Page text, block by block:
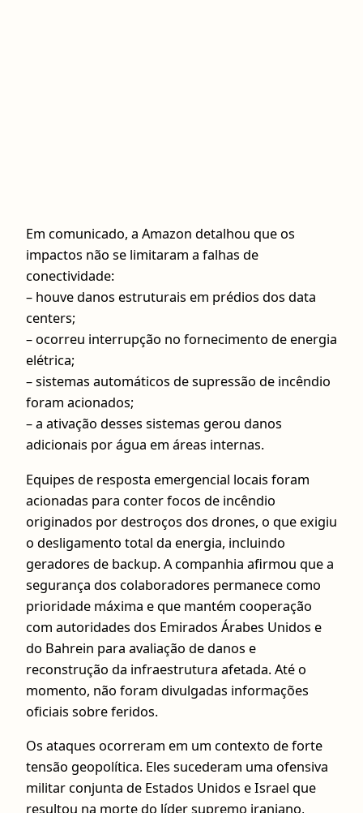
Em comunicado, a Amazon detalhou que os
impactos não se limitaram a falhas de
conectividade:
– houve danos estruturais em prédios dos data
centers;
– ocorreu interrupção no fornecimento de energia
elétrica;
– sistemas automáticos de supressão de incêndio
foram acionados;
– a ativação desses sistemas gerou danos
adicionais por água em áreas internas.
Equipes de resposta emergencial locais foram
acionadas para conter focos de incêndio
originados por destroços dos drones, o que exigiu
o desligamento total da energia, incluindo
geradores de backup. A companhia afirmou que a
segurança dos colaboradores permanece como
prioridade máxima e que mantém cooperação
com autoridades dos Emirados Árabes Unidos e
do Bahrein para avaliação de danos e
reconstrução da infraestrutura afetada. Até o
momento, não foram divulgadas informações
oficiais sobre feridos.
Os ataques ocorreram em um contexto de forte
tensão geopolítica. Eles sucederam uma ofensiva
militar conjunta de Estados Unidos e Israel que
resultou na morte do líder supremo iraniano,